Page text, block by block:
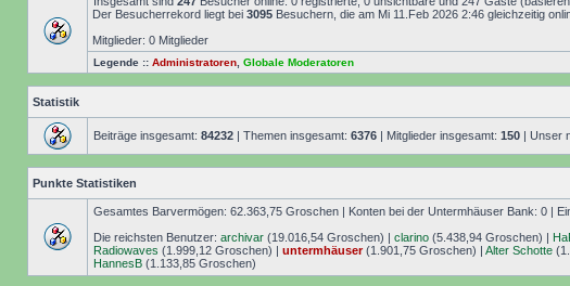
Der Besucherrekord liegt bei 3095 Besuchern, die am Mi 11.Feb 2026 2:46 gleichzeitig
Mitglieder: 0 Mitglieder
Legende :: Administratoren Globale Moderatoren
Statistik
Beiträge insgesamt: 84232 | Themen insgesamt: 6376 | Mitglieder insgesamt: 150 | Unser
Punkte Statistiken
Gesamtes Barvermögen: 62.363,75 Groschen | Konten bei der Untermhäuser Bank: 0 |
Die reichsten Benutzer: archivar (19.016,54 Groschen) | clarino (5.438,94 Groschen) |
Radiowaves (1.999,12 Groschen) | untermhäuser(1.901,75 Groschen) | Alter Schotte
HannesB (1.133,85 Groschen)